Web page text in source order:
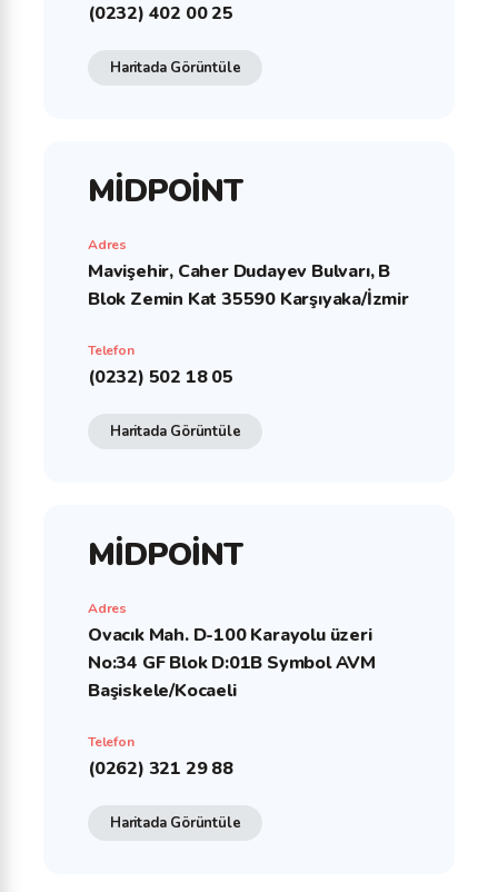
(0232) 402 00 25
Haritada Görüntüle
MİDPOİNT
Adres
Mavişehir, Caher Dudayev Bulvarı, B
Blok Zemin Kat 35590 Karşıyaka/İzmir
Telefon
(0232) 502 18 05
Haritada Görüntüle
MİDPOİNT
Adres
Ovacık Mah. D-100 Karayolu üzeri
No:34 GF Blok D:01B Symbol AVM
Başiskele/Kocaeli
Telefon
(0262) 321 29 88
Haritada Görüntüle